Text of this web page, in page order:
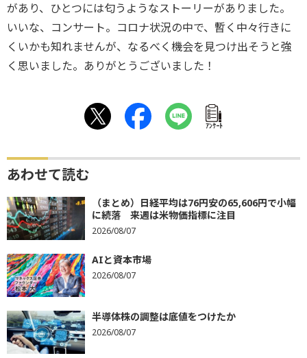
があり、ひとつには匂うようなストーリーがありました。
いいな、コンサート。コロナ状況の中で、暫く中々行きに
くいかも知れませんが、なるべく機会を見つけ出そうと強
く思いました。ありがとうございました！
ｱﾝｹｰﾄ
あわせて読む
（まとめ）日経平均は76円安の65,606円で小幅
に続落 来週は米物価指標に注目
2026/08/07
AIと資本市場
2026/08/07
半導体株の調整は底値をつけたか
2026/08/07